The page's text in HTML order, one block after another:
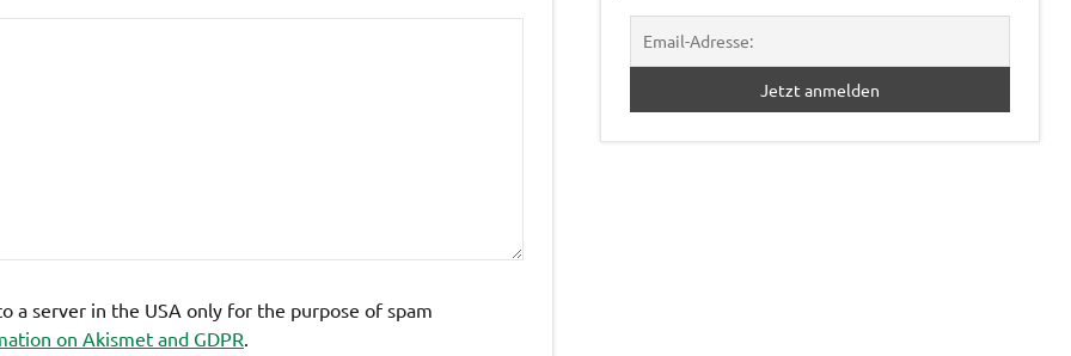
a server in the USA only for the purpose of spam
on Akismet and GDPR.